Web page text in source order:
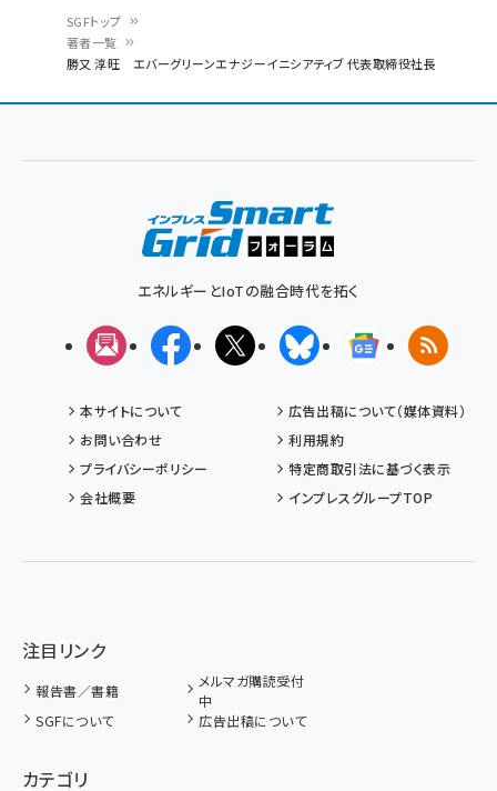
ン
ず
SGFトップ
著者一覧
勝又 淳旺 エバーグリーンエナジーイニシアティブ 代表取締役社長
エネルギーとIoTの融合時代を拓く
メルマガFacebookX(エックス)BlueskyGoogleニュ
RSS
本サイトについて
広告出稿について（媒体資料）
お問い合わせ
利用規約
プライバシーポリシー
特定商取引法に基づく表示
会社概要
インプレスグループTOP
注目リンク
報告書／書籍
メルマガ購読受付
中
SGFについて
広告出稿について
カテゴリ